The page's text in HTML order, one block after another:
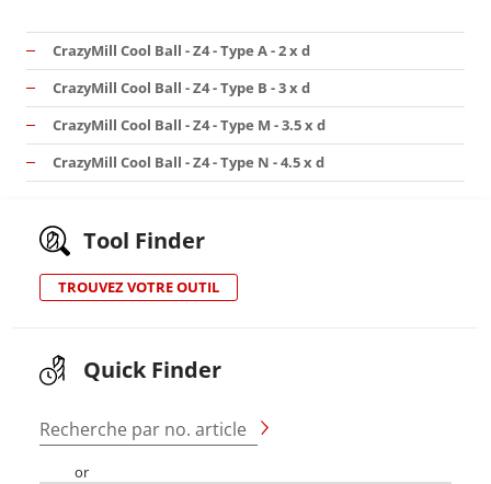
CrazyMill Cool Ball - Z4 - Type A - 2 x d
CrazyMill Cool Ball - Z4 - Type B - 3 x d
CrazyMill Cool Ball - Z4 - Type M - 3.5 x d
CrazyMill Cool Ball - Z4 - Type N - 4.5 x d
Tool Finder
TROUVEZ VOTRE OUTIL
Quick Finder
Recherche par no. article
or